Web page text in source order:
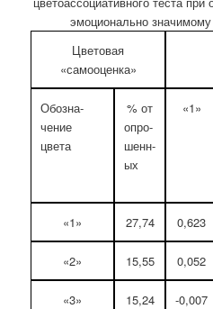
эмоционально
Цветовая
«самооценка»
Обозна-
чение
цвета
% от
опро-
шенн-
ых
«1»
«1» 27,74 0,623
«2» 15,55 0,052
«3» 15,24 -0,007